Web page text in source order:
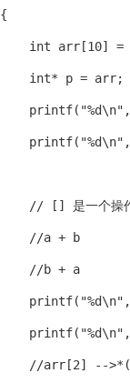
{
int arr[10] =
int* p = arr;
// [] 是一个操
    //a + b
    //b + a
//arr[2] --